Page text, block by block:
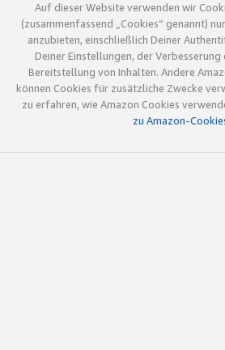
Auf dieser Website verwenden wir
(zusammenfassend „Cookies“ genannt)
anzubieten, einschließlich Deiner
Deiner Einstellungen, der
Bereitstellung von Inhalten. Andere
können Cookies für zusätzliche Zwecke
zu erfahren, wie Amazon Cookies
zu Amazon-